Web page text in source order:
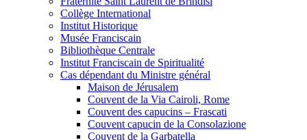
Collège International
Institut Historique
Musée Franciscain
Bibliothèque Centrale
Institut Franciscain de Spiritualité
Cas dépendant du Ministre général
Maison de Jérusalem
Couvent de la Via Cairoli, Rome
Couvent des capucins – Frascati
Couvent capucin de la Consolazione
Couvent de la Garbatella